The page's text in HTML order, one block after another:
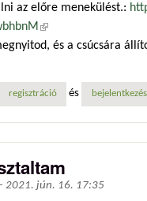
az előre menekülést.:
(külső hivatkozás)
és a csúcsára
regisztráció és bejelentkezés
- 2021. jún. 16. 17:35